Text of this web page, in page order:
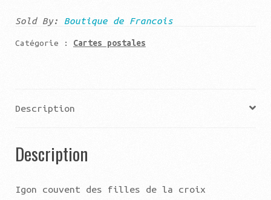
couvent
filles
Sold By: Boutique de Francois
Catégorie : Cartes postales
Description
Description
Igon couvent des filles de la croix